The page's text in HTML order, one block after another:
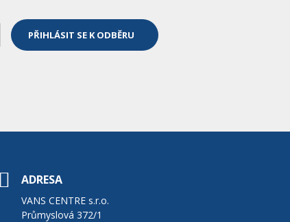
ADRESA
VANS CENTRE s.r.o.
Průmyslová 372/1